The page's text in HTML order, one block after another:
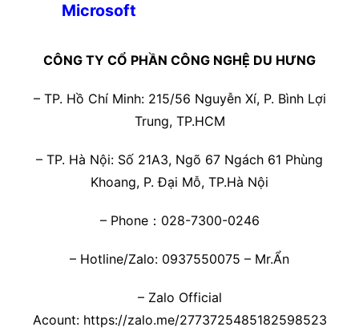
Microsoft
CÔNG TY CỔ PHẦN CÔNG NGHỆ DU HƯNG
– TP. Hồ Chí Minh: 215/56 Nguyễn Xí, P. Bình Lợi
Trung, TP.HCM
– TP. Hà Nội: Số 21A3, Ngõ 67 Ngách 61 Phùng
Khoang, P. Đại Mỗ, TP.Hà Nội
– Phone：028-7300-0246
– Hotline/Zalo: 0937550075 – Mr.Ẩn
– Zalo Official
Acount: https://zalo.me/2773725485182598523